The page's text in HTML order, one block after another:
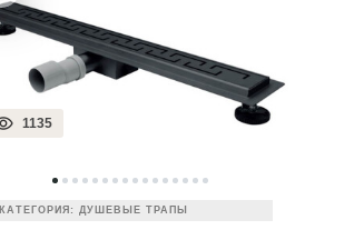
1135
КАТЕГОРИЯ: ДУШЕВЫЕ ТРАПЫ